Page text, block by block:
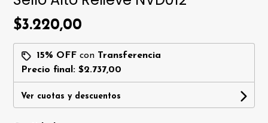
$3.220,00
15% OFF con Transferencia
Precio final:$2.737,00
Ver cuotas y descuentos